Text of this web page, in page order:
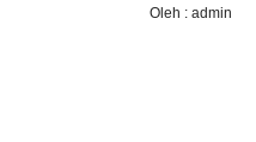
Oleh : admin